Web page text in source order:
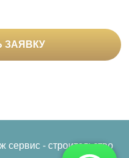
ЗАЯВКУ
- строительство